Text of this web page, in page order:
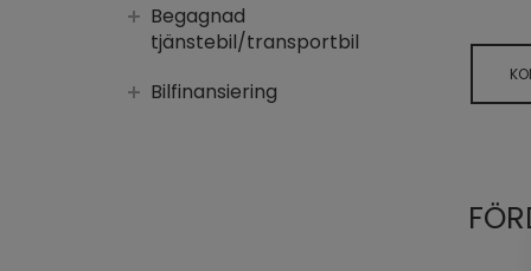
Begagnad
tjänstebil/transportbil
Bilfinansiering